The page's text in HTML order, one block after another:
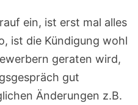
ein, ist erst mal alles
ist die Kündigung wohl
geraten wird,
gut
Änderungen z.B.